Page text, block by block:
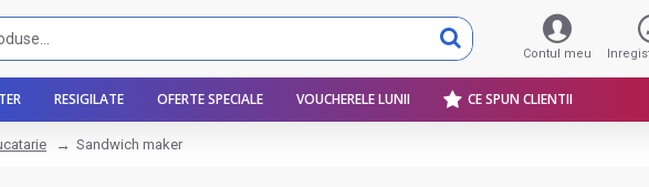
Contul meu
RESIGILATE OFERTE SPECIALE VOUCHERELE LUNII CE SPUN CLIENTII
Sandwich maker